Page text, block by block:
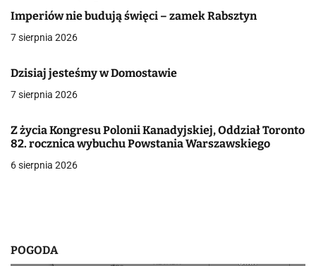
a
c
j
a
p
i
Imperiów nie budują święci – zamek Rabsztyn
7 sierpnia 2026
Dzisiaj jesteśmy w Domostawie
7 sierpnia 2026
Z życia Kongresu Polonii Kanadyjskiej, Oddział Toronto
82. rocznica wybuchu Powstania Warszawskiego
6 sierpnia 2026
POGODA